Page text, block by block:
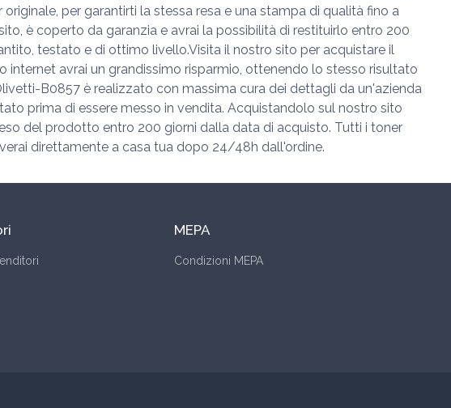
per garantirti la stessa resa e una stampa di qualità fino a
è coperto da garanzia e avrai la possibilità di restituirlo entro 200
testato e di ottimo livello.Visita il nostro sito per acquistare il
avrai un grandissimo risparmio, ottenendo lo stesso risultato
B0857 è realizzato con massima cura dei dettagli da un'azienda
prima di essere messo in vendita. Acquistandolo sul nostro sito
del prodotto entro 200 giorni dalla data di acquisto. Tutti i toner
direttamente a casa tua dopo 24/48h dall'ordine.
MEPA
Condizioni MEPA